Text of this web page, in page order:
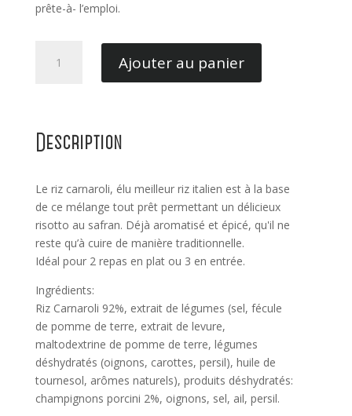
prête-à- l’emploi.
250GR
Ajouter au panier
Description
Le riz carnaroli, élu meilleur riz italien est à la base
de ce mélange tout prêt permettant un délicieux
risotto au safran. Déjà aromatisé et épicé, qu'il ne
reste qu’à cuire de manière traditionnelle.
Idéal pour 2 repas en plat ou 3 en entrée.
Ingrédients:
Riz Carnaroli 92%, extrait de légumes (sel, fécule
de pomme de terre, extrait de levure,
maltodextrine de pomme de terre, légumes
déshydratés (oignons, carottes, persil), huile de
tournesol, arômes naturels), produits déshydratés:
champignons porcini 2%, oignons, sel, ail, persil.